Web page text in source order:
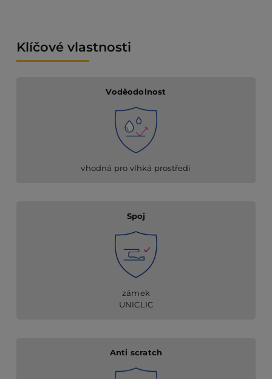
Klíčové vlastnosti
Voděodolnost
vhodná pro vlhká prostředi
Spoj
zámek
UNICLIC
Anti scratch